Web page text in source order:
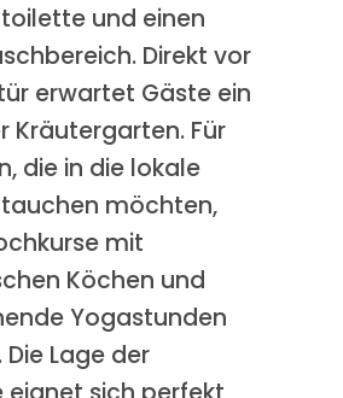
und einen
Direkt vor
erwartet Gäste ein
Kräutergarten. Für
die in die lokale
möchten,
mit
Köchen und
Yogastunden
Die Lage der